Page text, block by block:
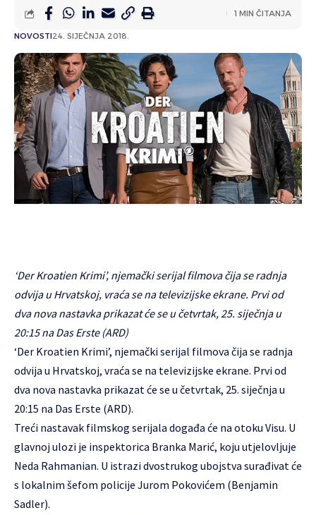
NOVOSTI24. SIJEČNJA 2018.
1 MIN ČITANJA
‘Der Kroatien Krimi’, njemački serijal filmova čija se radnja
odvija u Hrvatskoj, vraća se na televizijske ekrane. Prvi od
dva nova nastavka prikazat će se u četvrtak, 25. siječnja u
20:15 na Das Erste (ARD)
‘Der Kroatien Krimi’, njemački serijal filmova čija se radnja
odvija u Hrvatskoj, vraća se na televizijske ekrane. Prvi od
dva nova nastavka prikazat će se u četvrtak, 25. siječnja u
20:15 na Das Erste (ARD).
Treći nastavak filmskog serijala događa će na otoku Visu. U
glavnoj ulozi je inspektorica Branka Marić, koju utjelovljuje
Neda Rahmanian. U istrazi dvostrukog ubojstva surađivat će
s lokalnim šefom policije Jurom Pokovićem (Benjamin
Sadler).